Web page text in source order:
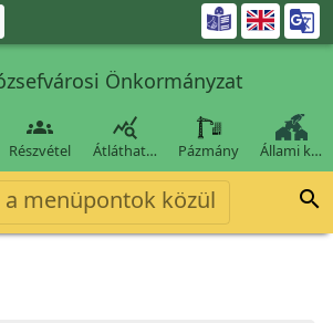

Önkormányzat

Részvétel

Átláthat… Pázmány Állami k…
a menüpontok közül 